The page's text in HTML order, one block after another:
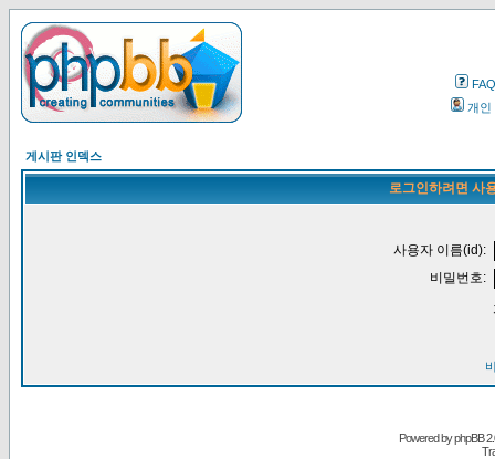
FAQ
개인
게시판 인덱스
로그인하려면 사
사용자 이름(id):
비밀번호:
Powered byphpBB